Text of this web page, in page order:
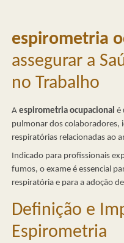
espirometria
assegurar a
no Trabalho
Aespirometria ocupacional é
pulmonar dos colaboradores,
respiratórias relacionadas ao
Indicado para profissionais
fumos, o exame é essencial
respiratória e para a adoção
Definição e
Espirometria